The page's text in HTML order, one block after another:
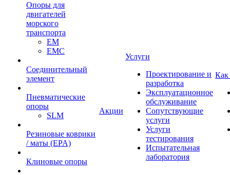
Опоры для
двигателей
морского
транспорта
EM
EMC
Cоединительный
элемент
Пневматические
опоры
SLM
Резиновые коврики
/ маты (EPA)
Клиновые опоры
Акции
Услуги
Проектирование и
разработка
Эксплуатационное
обслуживание
Сопутствующие
услуги
Услуги
тестирования
Испытательная
лаборатория
Как